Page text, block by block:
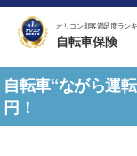
オリコン顧客満足度ラン
自転車保険
自転車“ながら運
円！